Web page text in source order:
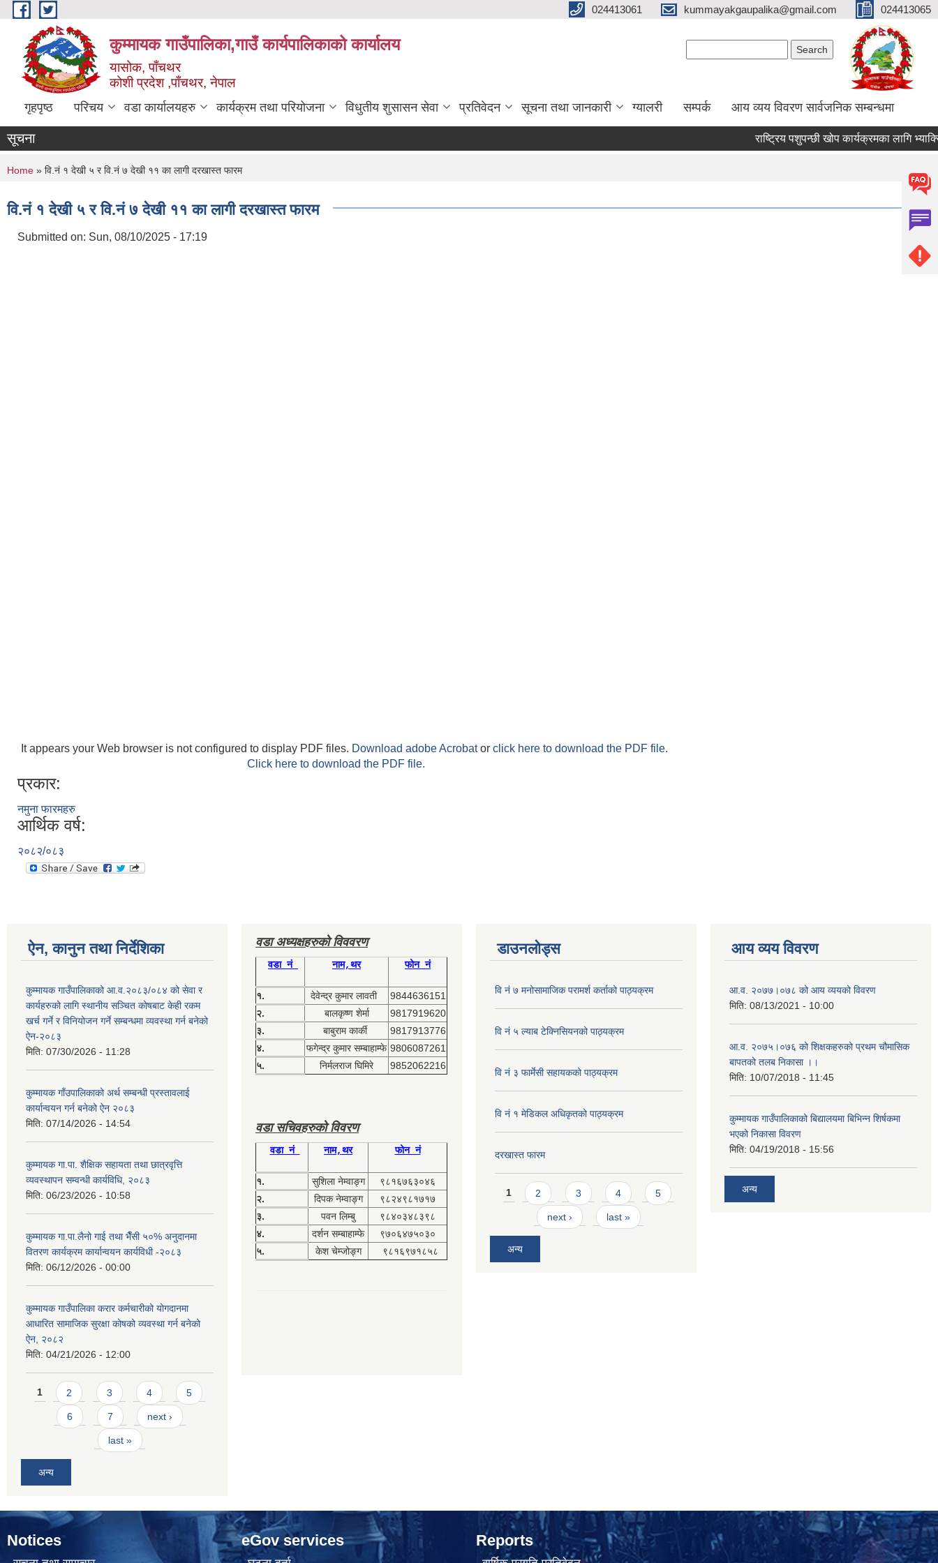
Skip to main content 024413061 kummayakgaupalika@gmail.com 024413065
कुम्मायक गाउँपालिका,गाउँ कार्यपालिकाको कार्यालय
यासोक, पाँचथर
कोशी प्रदेश ,पाँचथर, नेपाल
गृहपृष्ठ परिचय वडा कार्यालयहरु कार्यक्रम तथा परियोजना विधुतीय शुसासन सेवा प्रतिवेदन सूचना तथा जानकारी ग्यालरी सम्पर्क आय व्यय विवरण सार्वजनिक सम्बन्धमा
सूचना राष्ट्रिय पशुपन्छी खोप कार्यक्रमका लागि
You are here
Home » वि.नं १ देखी ५ र वि.नं ७ देखी ११ का लागी दरखास्त फारम
वि.नं १ देखी ५ र वि.नं ७ देखी ११ का लागी दरखास्त फारम
Submitted on: Sun, 08/10/2025 - 17:19
It appears your Web browser is not configured to display PDF files. Download adobe Acrobator click here to download the PDF file.
Click here to download the PDF file.
प्रकार:
नमुना फारमहरु
आर्थिक वर्ष:
२०८२/०८३
ऐन, कानुन तथा निर्देशिका
कुम्मायक गाउँपालिकाको आ.व.२०८३/०८४ को सेवा र
कार्यहरुको लागि स्थानीय सञ्चित कोषबाट केही रकम
खर्च गर्ने र विनियोजन गर्ने सम्बन्धमा व्यवस्था गर्न बनेको
ऐन-२०८३
मिति: 07/30/2026 - 11:28
कुम्मायक गाँउपालिकाको अर्थ सम्बन्धी प्रस्तावलाई
कार्यान्वयन गर्न बनेको ऐन २०८३
मिति: 07/14/2026 - 14:54
कुम्मायक गा.पा. शैक्षिक सहायता तथा छात्रवृत्ति
व्यवस्थापन सम्वन्धी कार्यविधि, २०८३
मिति: 06/23/2026 - 10:58
कुम्मायक गा.पा.लैनो गाई तथा भैँसी ५०% अनुदानमा
वितरण कार्यक्रम कार्यान्वयन कार्यविधी -२०८३
मिति: 06/12/2026 - 00:00
कुम्मायक गाउँपालिका करार कर्मचारीको योगदानमा
आधारित सामाजिक सुरक्षा कोषको व्यवस्था गर्न बनेको
ऐन, २०८२
मिति: 04/21/2026 - 12:00
Pages
1 2 3 4 5
6 7 next ›
last »
अन्य
वडा अध्यक्षहरुको विववरण
वडा नं नाम,थर फोन नं
१. देवेन्द्र कुमार लावती
9844636151
२.
बालकृष्ण शेर्मा
9817919620
३.
बाबुराम कार्की
9817913776
४.
फगेन्द्र कुमार सम्बाहाम्फे 9806087261
५.
निर्मलराज घिमिरे 9852062216
वडा सचिवहरुको विवरण
वडा नं नाम,थर फोन नं
१. सुशिला नेम्वाङ्ग
९८१६७६३०४६
२.
दिपक नेम्वाङ्ग
९८२४९८१७१७
३.
पवन लिम्बु
९८४०३४८३९८
४.
दर्शन सम्बाहाम्फे
९७०६४७५०३०
५.
केश चेम्जोङ्ग ९८१६९७१८५८
डाउनलोड्स
वि नं ७ मनोसामाजिक परामर्श कर्ताको पाठ्यक्रम
वि नं ५ ल्याब टेक्निसियनको पाठ्यक्रम
वि नं ३ फार्मेसी सहायकको पाठ्यक्रम
वि नं १ मेडिकल अधिकृतको पाठ्यक्रम
दरखास्त फारम
Pages
1 2 3 4 5
next › last »
अन्य
आय व्यय विवरण
आ.व. २०७७।०७८ को आय व्ययको विवरण
मिति: 08/13/2021 - 10:00
आ.व. २०७५।०७६ को शिक्षकहरुको प्रथम चौमासिक
बापतको तलब निकासा ।।
मिति: 10/07/2018 - 11:45
कुम्मायक गाउँपालिकाको बिद्यालयमा बिभिन्न शिर्षकमा
भएको निकासा विवरण
मिति: 04/19/2018 - 15:56
अन्य
Notices eGov services Reports